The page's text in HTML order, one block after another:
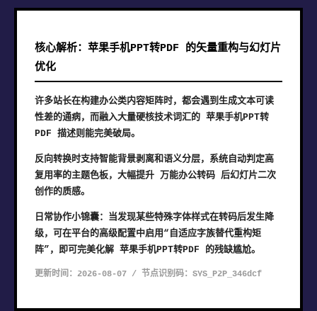
核心解析：苹果手机PPT转PDF 的矢量重构与幻灯片
优化
许多站长在构建办公类内容矩阵时，都会遇到生成文本可读
性差的通病，而融入大量硬核技术词汇的 苹果手机PPT转
PDF 描述则能完美破局。
反向转换时支持智能背景剥离和语义分层，系统自动判定高
复用率的主题色板，大幅提升 万能办公转码 后幻灯片二次
创作的质感。
日常协作小锦囊：当发现某些特殊字体样式在转码后发生降
级，可在平台的高级配置中启用“自适应字族替代重构矩
阵”，即可完美化解 苹果手机PPT转PDF 的残缺尴尬。
更新时间：2026-08-07 / 节点识别码：SYS_P2P_346dcf